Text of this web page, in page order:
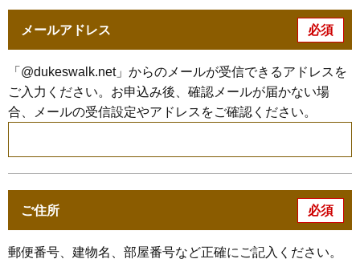
メールアドレス 必須
「@dukeswalk.net」からのメールが受信できるアドレスを
ご入力ください。お申込み後、確認メールが届かない場
合、メールの受信設定やアドレスをご確認ください。
ご住所 必須
郵便番号、建物名、部屋番号など正確にご記入ください。